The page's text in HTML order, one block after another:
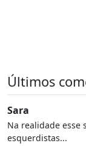
Últimos
Sara
Na realidade esse
esquerdistas...